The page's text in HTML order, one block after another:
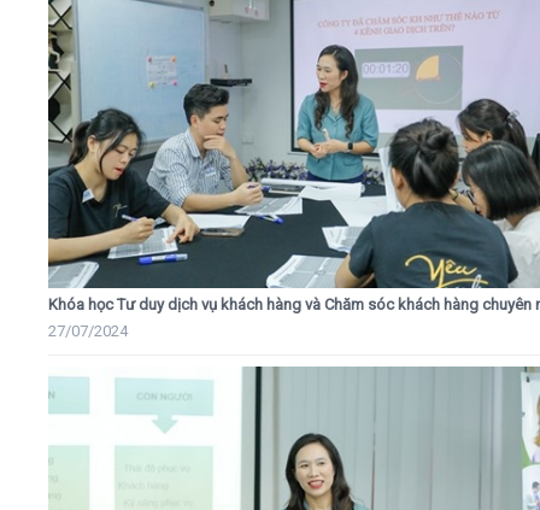
Khóa học Tư duy dịch vụ khách hàng và Chăm sóc khách hàng chuyên
27/07/2024